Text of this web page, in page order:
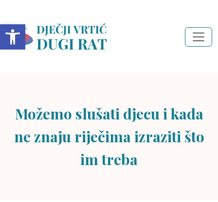
Open toolbar
Možemo slušati djecu i kada
ne znaju riječima izraziti što
im treba